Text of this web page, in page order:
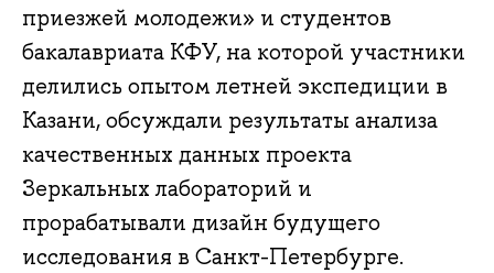
приезжей молодежи» и студентов
бакалавриата КФУ, на которой участники
делились опытом летней экспедиции в
Казани, обсуждали результаты анализа
качественных данных проекта
Зеркальных лабораторий и
прорабатывали дизайн будущего
исследования в Санкт-Петербурге.